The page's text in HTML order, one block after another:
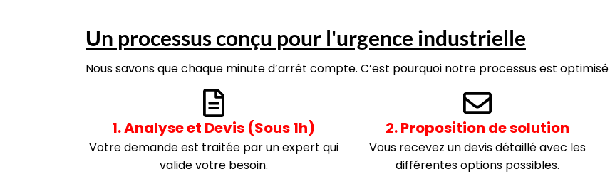
Un processus conçu pour l'urgence industrielle
Nous savons que chaque minute d’arrêt compte. C’est pourquoi notre processus est
1. Analyse et Devis (Sous 1h)
Votre demande est traitée par un expert qui
valide votre besoin.
2. Proposition de solution
Vous recevez un devis détaillé avec les
différentes options possibles.